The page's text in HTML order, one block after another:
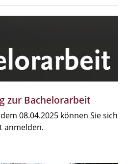
zur Bachelorarbeit
08.04.2025 können Sie sich
anmelden.